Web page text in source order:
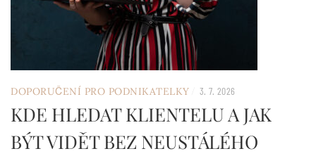
DOPORUČENÍ PRO PODNIKATELKY 3. 7. 2026
KDE HLEDAT KLIENTELU A JAK
BÝT VIDĚT BEZ NEUSTÁLÉHO